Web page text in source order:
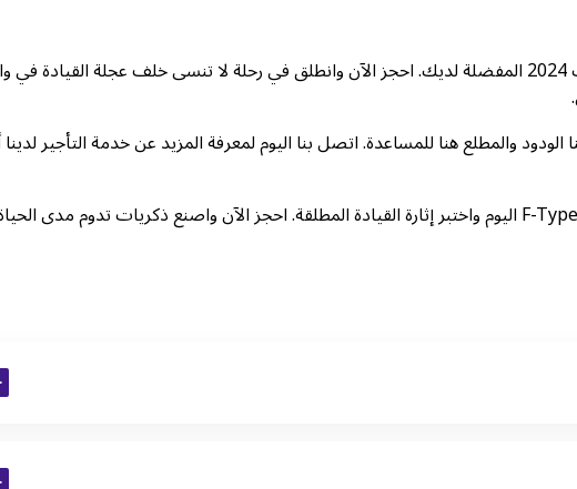
لا تنتظر أكثر من ذلك لتجربة إثارة قيادة جاكوار اف تايب 2024 المفضلة لديك. احجز الآن وانطلق في رحلة لا تنسى خلف عجلة القيادة
والمطلع هنا للمساعدة. اتصل بنا اليوم لمعرفة المزيد عن خدمة التأجير لدينا